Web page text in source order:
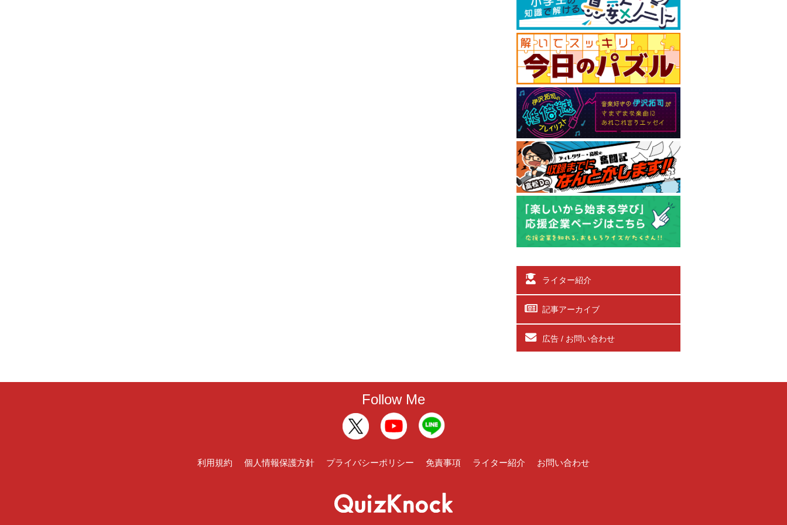
ライター紹介
記事アーカイブ
広告 / お問い合わせ
Follow Me
利用規約 個人情報保護方針 プライバシーポリシー 免責事項 ライター紹介 お問い合わせ